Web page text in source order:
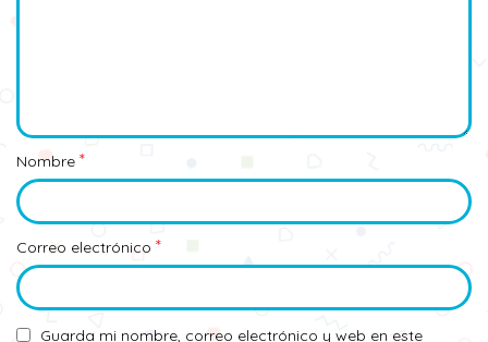
Nombre *
Correo electrónico *
Guarda mi nombre, correo electrónico y web en este